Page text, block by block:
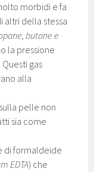
morbidi e fa
altri della stessa
butane e
la pressione
gas
alla
pelle non
sia come
di formaldeide
EDTA) che